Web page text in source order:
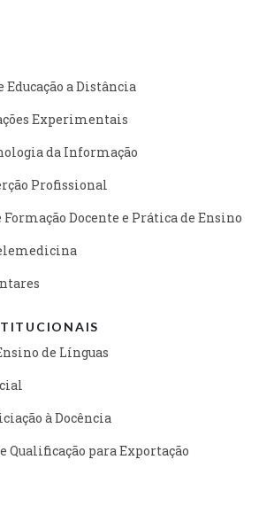
a Distância
Experimentais
da Informação
Profissional
Formação Docente e Prática de Ensino
de Línguas
à Docência
Qualificação para Exportação